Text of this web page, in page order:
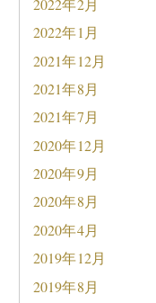
2022年2月
2022年1月
2021年12月
2021年8月
2021年7月
2020年12月
2020年9月
2020年8月
2020年4月
2019年12月
2019年8月